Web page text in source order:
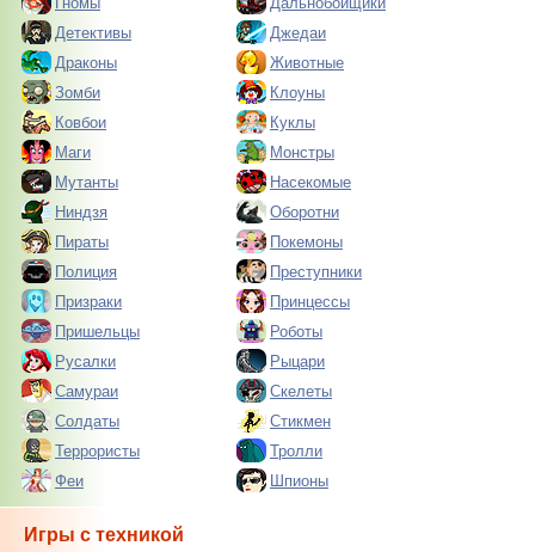
Детективы
Джедаи
Драконы
Животные
Зомби
Клоуны
Ковбои
Куклы
Маги
Монстры
Мутанты
Насекомые
Ниндзя
Оборотни
Пираты
Покемоны
Полиция
Преступники
Призраки
Принцессы
Пришельцы
Роботы
Русалки
Рыцари
Самураи
Скелеты
Солдаты
Стикмен
Террористы
Тролли
Феи
Шпионы
Игры с техникой